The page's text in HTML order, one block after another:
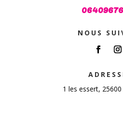
NOUS
1 les essert,